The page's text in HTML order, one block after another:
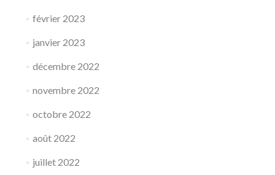
février 2023
janvier 2023
décembre 2022
novembre 2022
octobre 2022
août 2022
juillet 2022